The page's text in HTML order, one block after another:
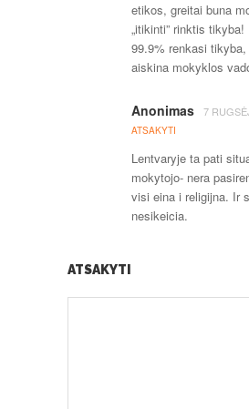
etikos, greitai buna
„itikinti” rinktis
99.9% renkasi
aiskina mokyklos
Anonimas 7
ATSAKYTI
Lentvaryje ta pati
mokytojo- nera
visi eina i religijna. Ir
nesikeicia.
ATSAKYTI